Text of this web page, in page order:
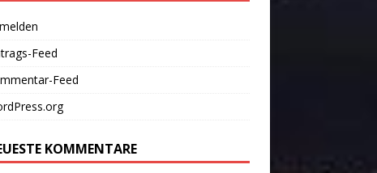
Feed
Feed
KOMMENTARE